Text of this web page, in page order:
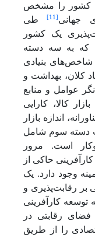
کشور را مشخص
جهانی [11] طی
رقابت‌پذیری یک کشور
۱۲ رکن است که به سه دسته
بنیادی
کلان، بهداشت و
عوامل و منابع
کالا، کارایی
اندازه بازار
دسته سوم شامل
است. مرور
حاکی از
وجود دارد. یک
بر رقابت‌پذیری و
توسعه کارآفرینی
رقابتی در
را از طریق